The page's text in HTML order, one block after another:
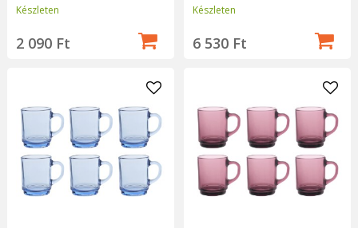
Készleten
2 090 Ft
Készleten
6 530 Ft